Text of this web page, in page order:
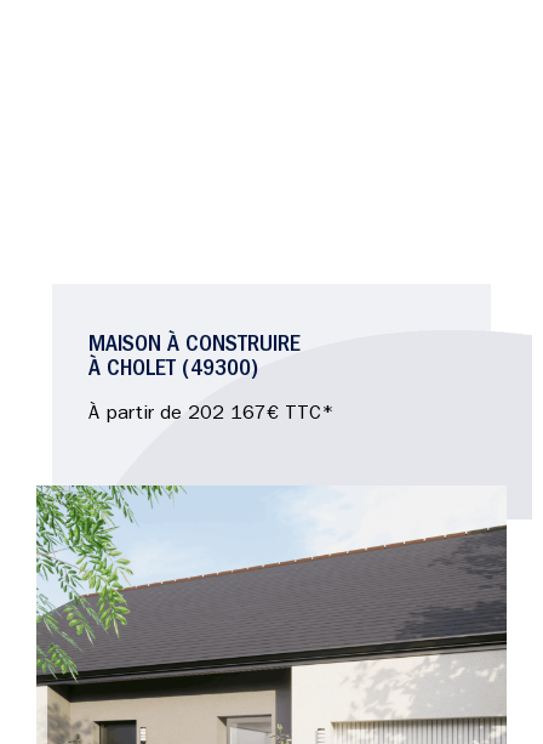
MAISON À CONSTRUIRE
À CHOLET (49300)
À partir de 202 167€ TTC*